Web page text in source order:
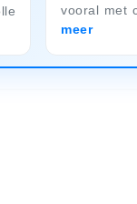
vooral met
meer